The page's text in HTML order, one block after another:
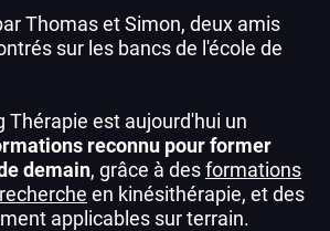
Thomas et Simon, deux amis
sur les bancs de l'école de
Thérapie est aujourd'hui un
reconnu pour former
demain, grâce à desformations
en kinésithérapie, et des
applicables sur terrain.